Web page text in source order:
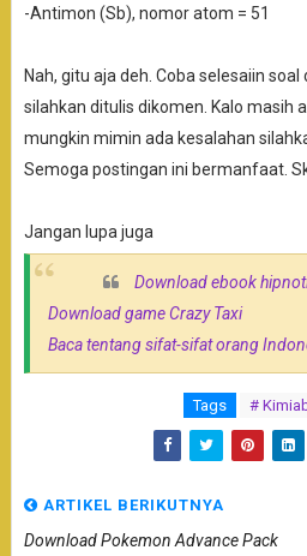
-Antimon (Sb), nomor atom = 51
Nah, gitu aja deh. Coba selesaiin
silahkan ditulis dikomen. Kalo masih
mungkin mimin ada kesalahan
Semoga postingan ini bermanfaat.
Jangan lupa juga
Download ebook
Download game Crazy Taxi
Baca tentang sifat-sifat orang
Tags #
ARTIKEL BERIKUTNYA
Download Pokemon Advance Pack